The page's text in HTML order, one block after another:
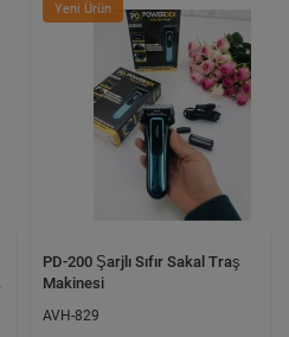
Yeni Ürün
PD-200 Şarjlı Sıfır Sakal Traş
Makinesi
AVH-829